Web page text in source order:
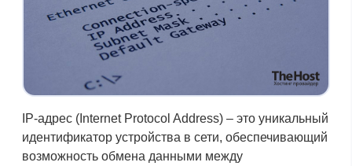
IP-адрес (Internet Protocol Address) – это уникальный
идентификатор устройства в сети, обеспечивающий
возможность обмена данными между